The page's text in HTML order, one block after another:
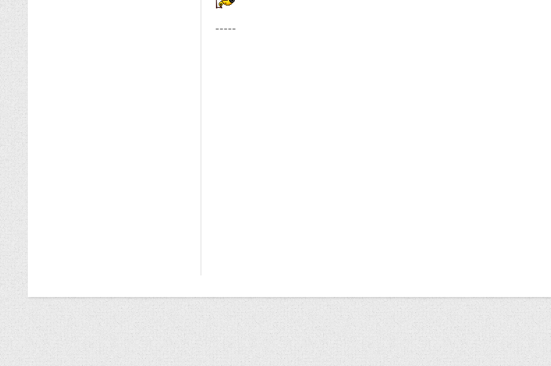
-----